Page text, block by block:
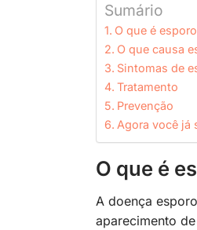
Sumário
O que é
O que causa
Sintomas de
Tratamento
Prevenção
Agora você já
O que é
A doença
aparecimento